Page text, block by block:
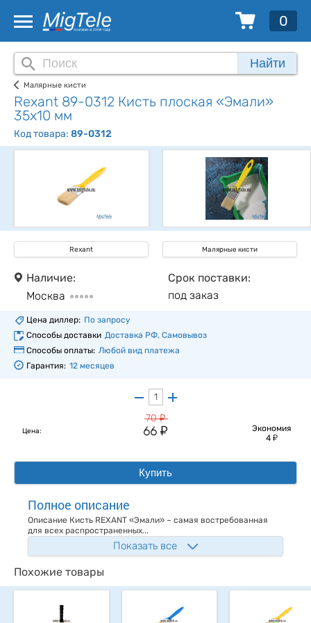
0
Найти
Малярные кисти
Rexant 89-0312 Кисть плоская «Эмали»
35х10 мм
Код товара: 89-0312
Rexant Малярные кисти
Наличие:
Москва
Срок поставки:
под заказ
Цена диллер: По запросу
Способы доставки Доставка РФ, Самовывоз
Способы оплаты: Любой вид платежа
Гарантия: 12 месяцев
Цена:
70у
66у
Экономия
4 у
Купить
Полное описание
Описание Кисть REXANT «Эмали» – самая востребованная
для всех распространенных...
Показать все
Похожие товары